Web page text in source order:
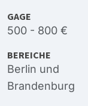
GAGE
500 - 800 €
BEREICHE
Berlin und
Brandenburg